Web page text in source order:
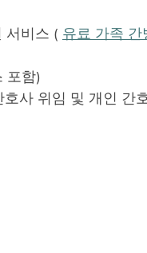
서비스 ( 유료 가족 간
포함)
사 위임 및 개인 간